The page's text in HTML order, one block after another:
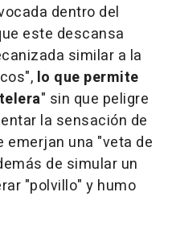
dentro del
este descansa
similar a la
lo que permite
" sin que peligre
la sensación de
emerjan una "veta de
de simular un
"polvillo" y humo